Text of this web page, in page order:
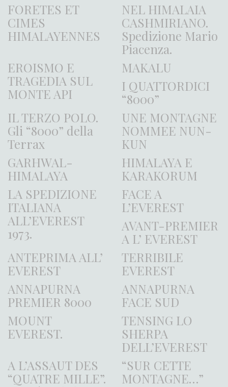
FORETES ET
CIMES
HIMALAYENNES
NEL HIMALAIA
CASHMIRIANO.
Spedizione Mario
Piacenza.
EROISMO E
TRAGEDIA SUL
MONTE API
MAKALU
I QUATTORDICI
“8000”
IL TERZO POLO.
Gli “8000” della
Terrax
UNE MONTAGNE
NOMMEE NUN-
KUN
GARHWAL-
HIMALAYA
HIMALAYA E
KARAKORUM
LA SPEDIZIONE
ITALIANA
ALL’EVEREST
1973.
FACE A
L’EVEREST
AVANT-PREMIER
A L’ EVEREST
ANTEPRIMA ALL’
EVEREST
TERRIBILE
EVEREST
ANNAPURNA
PREMIER 8000
ANNAPURNA
FACE SUD
MOUNT
EVEREST.
TENSING LO
SHERPA
DELL’EVEREST
A L’ASSAUT DES
“QUATRE MILLE”.
“SUR CETTE
MONTAGNE…”